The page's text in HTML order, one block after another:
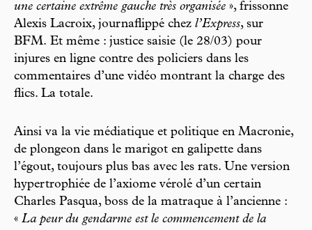
une certaine extrême gauche très organisée », frissonne
Alexis Lacroix, journaflippé chez l’Express, sur
BFM. Et même : justice saisie (le 28/03) pour
injures en ligne contre des policiers dans les
commentaires d’une vidéo montrant la charge des
flics. La totale.
Ainsi va la vie médiatique et politique en Macronie,
de plongeon dans le marigot en galipette dans
l’égout, toujours plus bas avec les rats. Une version
hypertrophiée de l’axiome vérolé d’un certain
Charles Pasqua, boss de la matraque à l’ancienne :
« La peur du gendarme est le commencement de la